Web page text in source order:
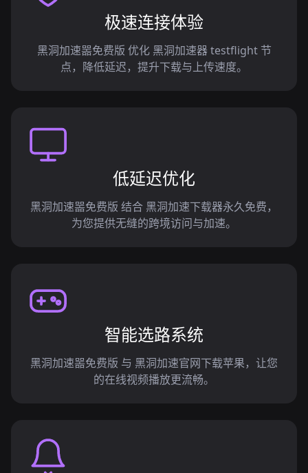
极速连接体验
黑洞加速噐免费版 优化 黑洞加速器 testflight 节
点，降低延迟，提升下载与上传速度。
低延迟优化
黑洞加速噐免费版 结合 黑洞加速下载器永久免费，
为您提供无缝的跨境访问与加速。
智能选路系统
黑洞加速噐免费版 与 黑洞加速官网下载苹果，让您
的在线视频播放更流畅。